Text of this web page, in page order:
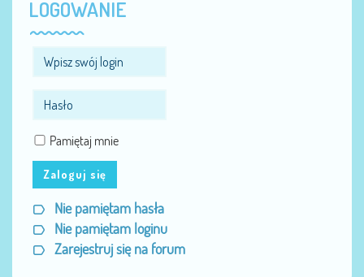
LOGOWANIE
Pamiętaj mnie
Zaloguj się
Nie pamiętam hasła
Nie pamiętam loginu
Zarejestruj się na forum